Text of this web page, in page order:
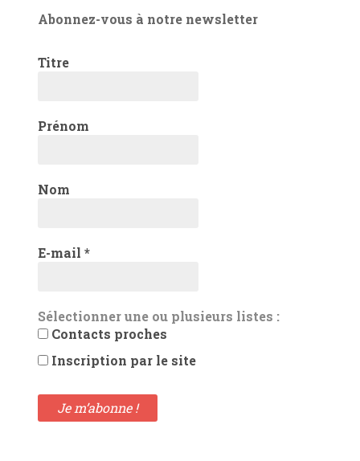
Abonnez-vous à notre newsletter
Titre
Prénom
Nom
E-mail *
Sélectionner une ou plusieurs listes :
Contacts proches
Inscription par le site